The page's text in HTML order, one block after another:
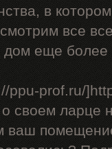
в
все
дом еще
ppu-prof.ru/
своем ларце
ваш